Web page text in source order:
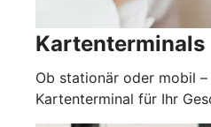
Kartenterminals
Ob stationär oder mobil
Kartenterminal für Ihr